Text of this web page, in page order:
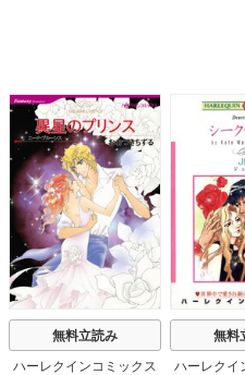
無料立読み
ハーレクインコミックス
無料
ハーレクイ